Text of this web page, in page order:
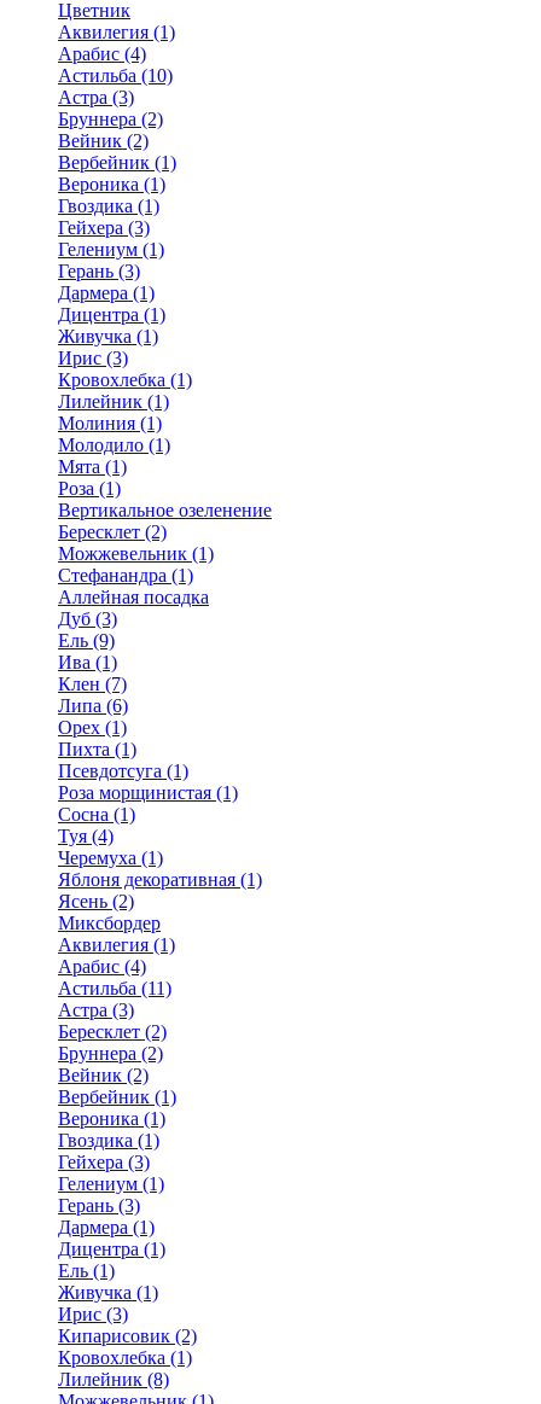
Цветник
Аквилегия (1)
Арабис (4)
Астильба (10)
Астра (3)
Бруннера (2)
Вейник (2)
Вербейник (1)
Вероника (1)
Гвоздика (1)
Гейхера (3)
Гелениум (1)
Герань (3)
Дармера (1)
Дицентра (1)
Живучка (1)
Ирис (3)
Кровохлебка (1)
Лилейник (1)
Молиния (1)
Молодило (1)
Мята (1)
Роза (1)
Вертикальное озеленение
Бересклет (2)
Можжевельник (1)
Стефанандра (1)
Аллейная посадка
Дуб (3)
Ель (9)
Ива (1)
Клен (7)
Липа (6)
Орех (1)
Пихта (1)
Псевдотсуга (1)
Роза морщинистая (1)
Сосна (1)
Туя (4)
Черемуха (1)
Яблоня декоративная (1)
Ясень (2)
Миксбордер
Аквилегия (1)
Арабис (4)
Астильба (11)
Астра (3)
Бересклет (2)
Бруннера (2)
Вейник (2)
Вербейник (1)
Вероника (1)
Гвоздика (1)
Гейхера (3)
Гелениум (1)
Герань (3)
Дармера (1)
Дицентра (1)
Ель (1)
Живучка (1)
Ирис (3)
Кипарисовик (2)
Кровохлебка (1)
Лилейник (8)